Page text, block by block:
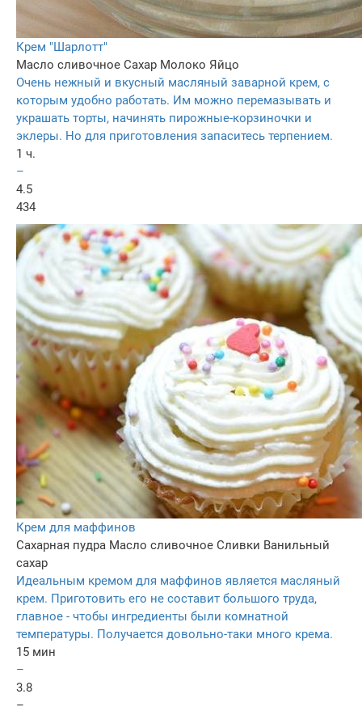
Крем "Шарлотт"
Масло сливочное Сахар Молоко Яйцо
Очень нежный и вкусный масляный заварной крем, с
которым удобно работать. Им можно перемазывать и
украшать торты, начинять пирожные-корзиночки и
эклеры. Но для приготовления запаситесь терпением.
1 ч.
–
4.5
434
Крем для маффинов
Сахарная пудра Масло сливочное Сливки Ванильный
сахар
Идеальным кремом для маффинов является масляный
крем. Приготовить его не составит большого труда,
главное - чтобы ингредиенты были комнатной
температуры. Получается довольно-таки много крема.
15 мин
–
3.8
–